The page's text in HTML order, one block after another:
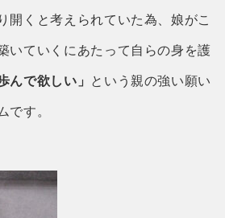
開くと考えられていた為、娘がこ
いていくにあたって自らの身を護
んで欲しい」 という親の強い願い
です。